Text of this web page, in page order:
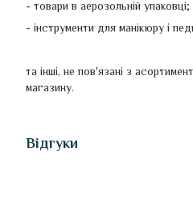
- товари в аерозольній упаковці;
- інструменти для манікюру і
та інші, не пов'язані з
магазину.
Відгуки